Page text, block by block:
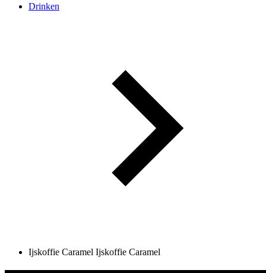
Drinken
Ijskoffie Caramel Ijskoffie Caramel